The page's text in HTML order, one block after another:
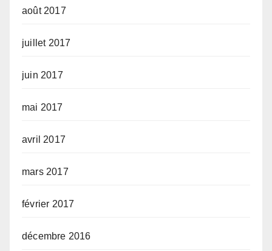
août 2017
juillet 2017
juin 2017
mai 2017
avril 2017
mars 2017
février 2017
décembre 2016